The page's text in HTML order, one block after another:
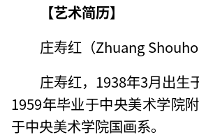
【艺术简历】
庄寿红（Zhuang
庄寿红，1938年3月出生
1959年毕业于中央美术学院
于中央美术学院国画系。